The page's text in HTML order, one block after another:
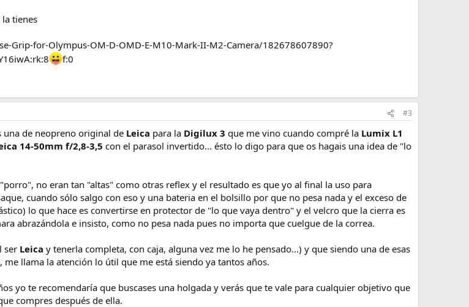
tienes
Grip-for-Olympus-OM-D-OMD-E-M10-Mark-II-M2-Camera/182678607890?
f:0
#3
una de neopreno original de Leica para la Digilux 3 que me vino cuando compré la Lumix L1
14-50mm f/2,8-3,5 con el parasol invertido... ésto lo digo para que os hagais una idea de "lo
no eran tan "altas" como otras reflex y el resultado es que yo al final la uso para
cuando sólo salgo con eso y una bateria en el bolsillo por que no pesa nada y el exceso de
lo que hace es convertirse en protector de "lo que vaya dentro" y el velcro que la cierra es
abrazándola e insisto, como no pesa nada pues no importa que cuelgue de la correa.
ser Leica y tenerla completa, con caja, alguna vez me lo he pensado...) y que siendo una de esas
llama la atención lo útil que me está siendo ya tantos años.
yo te recomendaría que buscases una holgada y verás que te vale para cualquier objetivo que
compres después de ella.